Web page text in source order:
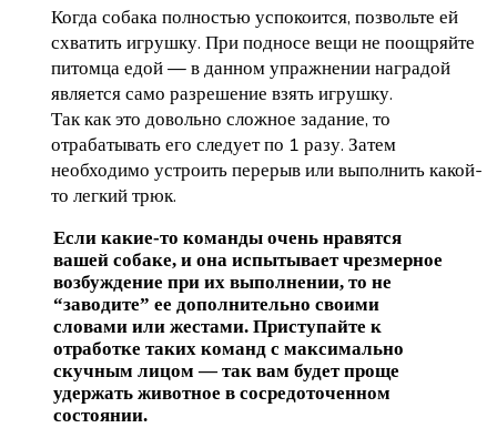
Когда собака полностью успокоится, позвольте ей
схватить игрушку. При подносе вещи не поощряйте
питомца едой — в данном упражнении наградой
является само разрешение взять игрушку.
Так как это довольно сложное задание, то
отрабатывать его следует по 1 разу. Затем
необходимо устроить перерыв или выполнить какой-
то легкий трюк.
Если какие-то команды очень нравятся
вашей собаке, и она испытывает чрезмерное
возбуждение при их выполнении, то не
“заводите” ее дополнительно своими
словами или жестами. Приступайте к
отработке таких команд с максимально
скучным лицом — так вам будет проще
удержать животное в сосредоточенном
состоянии.